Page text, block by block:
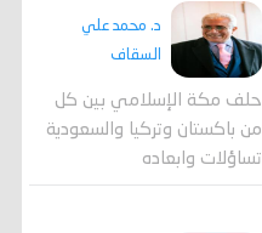
د. محمد علي
السقاف
حلف مكة الإسلامي بين كل
من باكستان وتركيا والسعودية
تساؤلات وابعاده